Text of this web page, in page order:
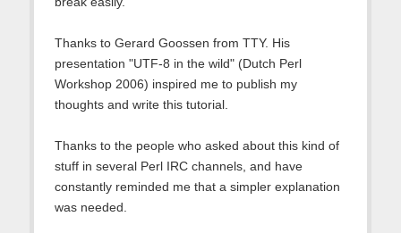
Thanks to Gerard Goossen from TTY. His
presentation "UTF-8 in the wild" (Dutch Perl
Workshop 2006) inspired me to publish my
thoughts and write this tutorial.
Thanks to the people who asked about this kind of
stuff in several Perl IRC channels, and have
constantly reminded me that a simpler explanation
was needed.